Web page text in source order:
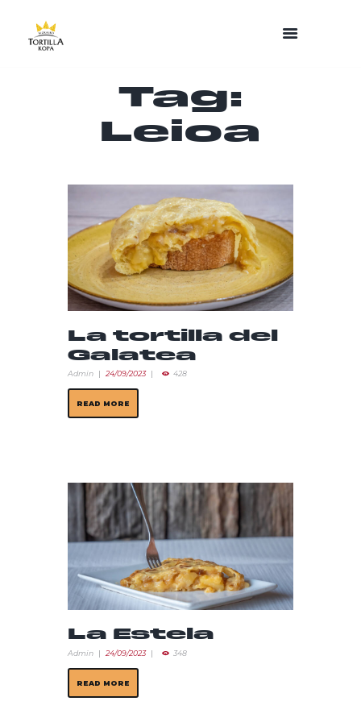
Tag:
Leioa
La tortilla del
Galatea
Admin 24/09/2023 428
READ MORE
La Estela
Admin 24/09/2023 348
READ MORE